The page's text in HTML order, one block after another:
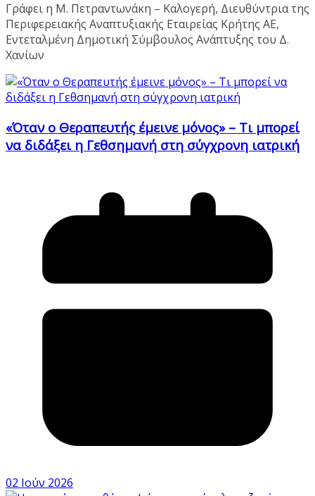
Γράφει η Μ. Πετραντωνάκη – Καλογερή, Διευθύντρια της
Περιφερειακής Αναπτυξιακής Εταιρείας Κρήτης ΑΕ,
Εντεταλμένη Δημοτική Σύμβουλος Ανάπτυξης του Δ.
Χανίων
«Όταν ο Θεραπευτής έμεινε μόνος» – Τι μπορεί
να διδάξει η Γεθσημανή στη σύγχρονη ιατρική
02 Ιούν 2026